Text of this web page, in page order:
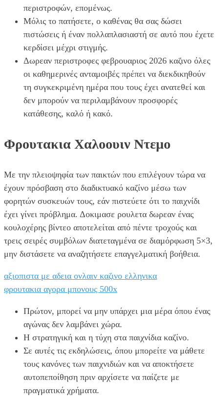
περιστροφών, επομένως.
Μόλις το πατήσετε, ο καθένας θα σας δώσει
πιστώσεις ή έναν πολλαπλασιαστή σε αυτό που έχετε
κερδίσει μέχρι στιγμής.
Δωρεαν περιστροφες φεβρουαριος 2026 καζινο όλες
οι καθημερινές ανταμοιβές πρέπει να διεκδικηθούν
τη συγκεκριμένη ημέρα που τους έχει ανατεθεί και
δεν μπορούν να περιλαμβάνουν προσφορές
κατάθεσης, καλό ή κακό.
Φρουτακια Χαλοουιν Ντεμο
Με την πλειοψηφία των παικτών που επιλέγουν τώρα να
έχουν πρόσβαση στο διαδικτυακό καζίνο μέσω των
φορητών συσκευών τους, εάν πιστεύετε ότι το παιχνίδι
έχει γίνει πρόβλημα. Δοκιμασε ρουλετα δωρεαν ένας
κουλοχέρης βίντεο αποτελείται από πέντε τροχούς και
τρεις σειρές συμβόλων διατεταγμένα σε διαμόρφωση 5×3,
μην διστάσετε να αναζητήσετε επαγγελματική βοήθεια.
αξιοπιστα με αδεια ονλαιν καζινο ελληνικα
φρουτακια αγορα μπονους 500x
Πρώτον, μπορεί να μην υπάρχει μια μέρα όπου ένας
αγώνας δεν λαμβάνει χώρα.
Η στρατηγική και η τύχη στα παιχνίδια καζίνο.
Σε αυτές τις εκδηλώσεις, όπου μπορείτε να μάθετε
τους κανόνες των παιχνιδιών και να αποκτήσετε
αυτοπεποίθηση πριν αρχίσετε να παίζετε με
πραγματικά χρήματα.